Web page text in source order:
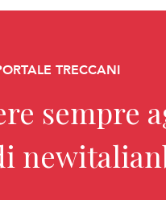
TRECCANI
sempre